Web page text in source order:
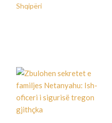
Shqipëri